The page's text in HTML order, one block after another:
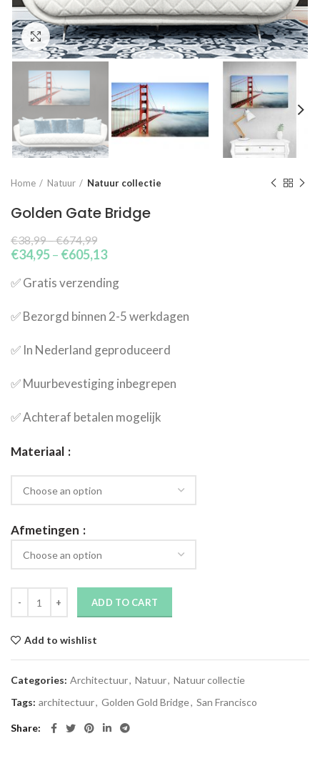
Click to enlarge
Home Natuur Natuur collectie
Golden Gate Bridge
€38,99–€674,99
€34,95– €605,13
✅​ Gratis verzending
✅​ Bezorgd binnen 2-5 werkdagen
✅​ In Nederland geproduceerd
✅​ Muurbevestiging inbegrepen
✅​ Achteraf betalen mogelijk
Materiaal
Afmetingen
ADD TO CART
Add to wishlist
Categories: Architectuur, Natuur, Natuur collectie
Tags: architectuur, Golden Gold Bridge, San Francisco
Share